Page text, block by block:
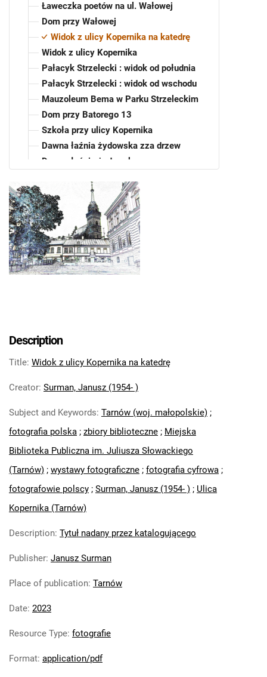
Ławeczka poetów na ul. Wałowej
Dom przy Wałowej
Widok z ulicy Kopernika na katedrę
Widok z ulicy Kopernika
Pałacyk Strzelecki : widok od południa
Pałacyk Strzelecki : widok od wschodu
Mauzoleum Bema w Parku Strzeleckim
Dom przy Batorego 13
Szkoła przy ulicy Kopernika
Dawna łaźnia żydowska zza drzew
Dawna łaźnia żydowska
Widok z ulicy Kopernika w kierunku Grobu
Nieznanego Żołnierza
Description
Title: Widok z ulicy Kopernika na katedrę
Creator: Surman, Janusz (1954- )
Subject and Keywords: Tarnów (woj. małopolskie) ;
fotografia polska ; zbiory biblioteczne ; Miejska
Biblioteka Publiczna im. Juliusza Słowackiego
(Tarnów) ; wystawy fotograficzne ; fotografia cyfrowa ;
fotografowie polscy ; Surman, Janusz (1954- ) ; Ulica
Kopernika (Tarnów)
Description: Tytuł nadany przez katalogującego
Publisher: Janusz Surman
Place of publication: Tarnów
Date: 2023
Resource Type: fotografie
Format: application/pdf